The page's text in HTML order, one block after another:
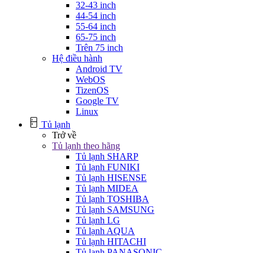
32-43 inch
44-54 inch
55-64 inch
65-75 inch
Trên 75 inch
Hệ điều hành
Android TV
WebOS
TizenOS
Google TV
Linux
Tủ lạnh
Trở về
Tủ lạnh theo hãng
Tủ lạnh SHARP
Tủ lạnh FUNIKI
Tủ lạnh HISENSE
Tủ lạnh MIDEA
Tủ lạnh TOSHIBA
Tủ lạnh SAMSUNG
Tủ lạnh LG
Tủ lạnh AQUA
Tủ lạnh HITACHI